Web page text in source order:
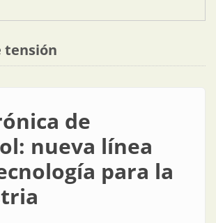
tensión
de
nueva línea
para la